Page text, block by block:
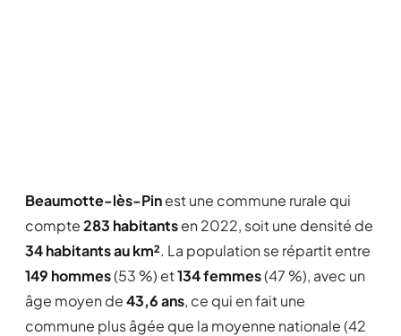
Beaumotte-lès-Pinest une commune rurale qui
compte283 habitantsen 2022, soit une densité de
34 habitants au km². La population se répartit entre
149 hommes(53 %) et134 femmes(47 %), avec un
âge moyen de43,6 ans, ce qui en fait une
commune plus âgée que la moyenne nationale (42